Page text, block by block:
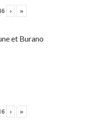
› »
et Burano
› »